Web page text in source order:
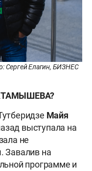
Сергей Елагин, БИЗНЕС
Майя
выступала на
не
Завалив на
программе и